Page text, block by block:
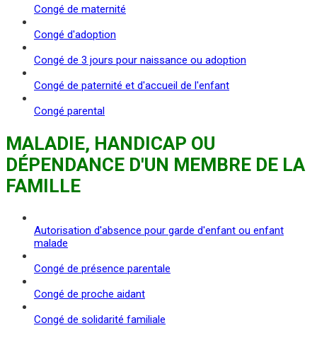
Congé de maternité
Congé d'adoption
Congé de 3 jours pour naissance ou adoption
Congé de paternité et d'accueil de l'enfant
Congé parental
MALADIE, HANDICAP OU
DÉPENDANCE D'UN MEMBRE DE LA
FAMILLE
Autorisation d'absence pour garde d'enfant ou enfant
malade
Congé de présence parentale
Congé de proche aidant
Congé de solidarité familiale